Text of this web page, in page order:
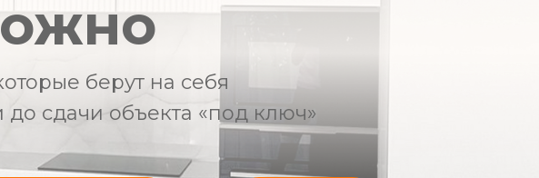
берут на себя
до сдачи объекта «под ключ»